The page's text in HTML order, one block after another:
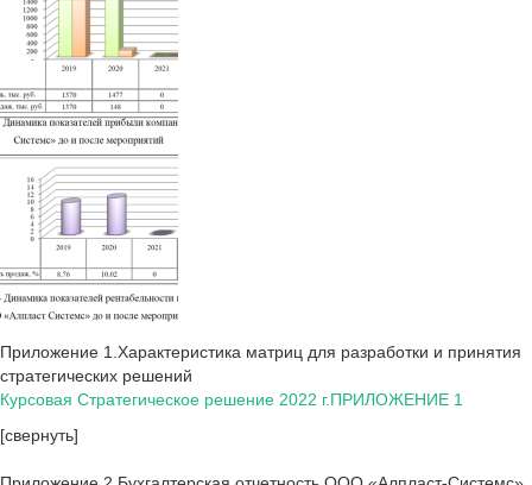
Приложение 1.Характеристика матриц для разработки и принятия
стратегических решений
Курсовая Стратегическое решение 2022 г.ПРИЛОЖЕНИЕ 1
[свернуть]